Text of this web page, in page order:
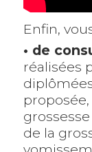
Enfin,
• de
réalisées
de la